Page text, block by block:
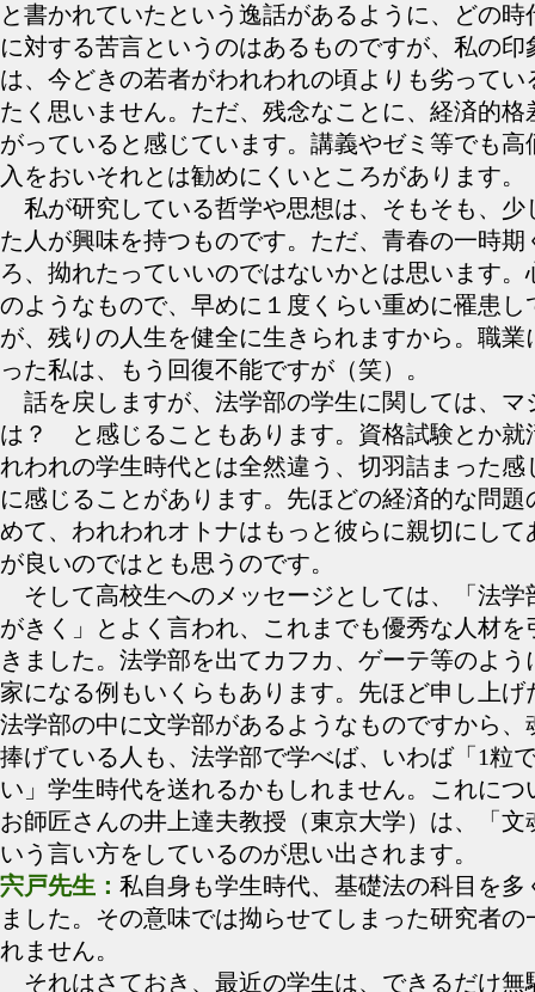
と書かれていたという逸話があるように、どの時
に対する苦言というのはあるものですが、私の印
は、今どきの若者がわれわれの頃よりも劣ってい
たく思いません。ただ、残念なことに、経済的格
がっていると感じています。講義やゼミ等でも高
入をおいそれとは勧めにくいところがあります。
私が研究している哲学や思想は、そもそも、少
た人が興味を持つものです。ただ、青春の一時期
ろ、拗れたっていいのではないかとは思います。
のようなもので、早めに１度くらい重めに罹患し
が、残りの人生を健全に生きられますから。職業
った私は、もう回復不能ですが（笑）。
話を戻しますが、法学部の学生に関しては、マ
は？ と感じることもあります。資格試験とか就
れわれの学生時代とは全然違う、切羽詰まった感
に感じることがあります。先ほどの経済的な問題
めて、われわれオトナはもっと彼らに親切にして
が良いのではとも思うのです。
そして高校生へのメッセージとしては、「法学
がきく」とよく言われ、これまでも優秀な人材を
きました。法学部を出てカフカ、ゲーテ等のよう
家になる例もいくらもあります。先ほど申し上げ
法学部の中に文学部があるようなものですから、
捧げている人も、法学部で学べば、いわば「1粒
い」学生時代を送れるかもしれません。これにつ
お師匠さんの井上達夫教授（東京大学）は、「文
いう言い方をしているのが思い出されます。
宍戸先生： 私自身も学生時代、基礎法の科目を多
ました。その意味では拗らせてしまった研究者の
れません。
それはさておき、最近の学生は、できるだけ無